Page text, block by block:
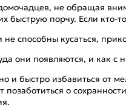
не обращая
быструю порчу. Если кто-
не способны кусаться,
они появляются, и как с
и быстро избавиться от
о